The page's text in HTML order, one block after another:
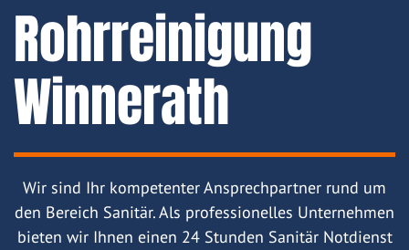
Rohrreinigung
Winnerath
Wir sind Ihr kompetenter Ansprechpartner rund um
den Bereich Sanitär. Als professionelles Unternehmen
bieten wir Ihnen einen 24 Stunden Sanitär Notdienst